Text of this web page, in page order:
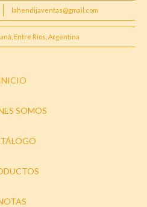
lahendijaventas@gmail.com
Entre Ríos, Argentina
SOMOS